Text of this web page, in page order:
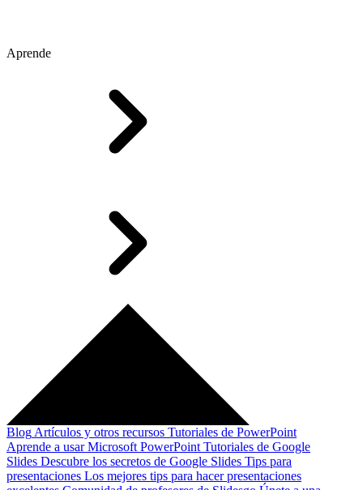
Aprende
Blog Artículos y otros recursos Tutoriales de PowerPoint
Aprende a usar Microsoft PowerPoint Tutoriales de Google
Slides Descubre los secretos de Google Slides Tips para
presentaciones Los mejores tips para hacer presentaciones